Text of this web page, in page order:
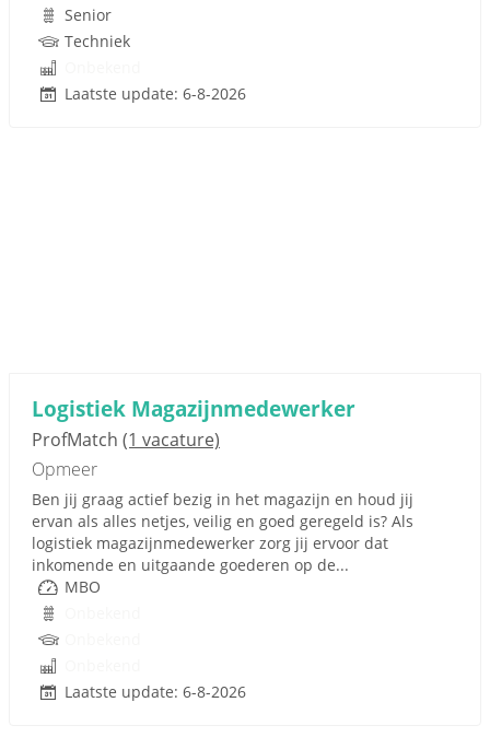
Senior
Techniek
Laatste update: 6-8-2026
Logistiek Magazijnmedewerker
ProfMatch (1 vacature)
Opmeer
Ben jij graag actief bezig in het magazijn en houd jij
ervan als alles netjes, veilig en goed geregeld is? Als
logistiek magazijnmedewerker zorg jij ervoor dat
inkomende en uitgaande goederen op de...
MBO
Laatste update: 6-8-2026